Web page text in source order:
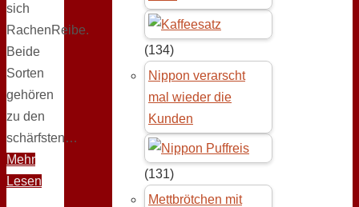
sich
RachenReibe.
Beide
Sorten
gehören
zu den
schärfsten…
Mehr
Lesen
(134)
Nippon verarscht
mal wieder die
Kunden
(131)
Mettbrötchen mit